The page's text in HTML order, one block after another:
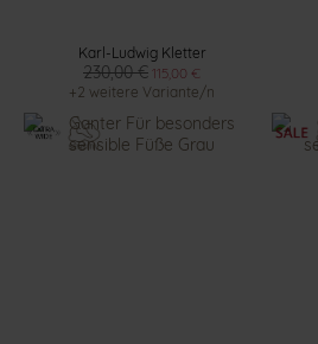
Karl-Ludwig Kletter
230,00 € 115,00 €
+2 weitere Variante/n